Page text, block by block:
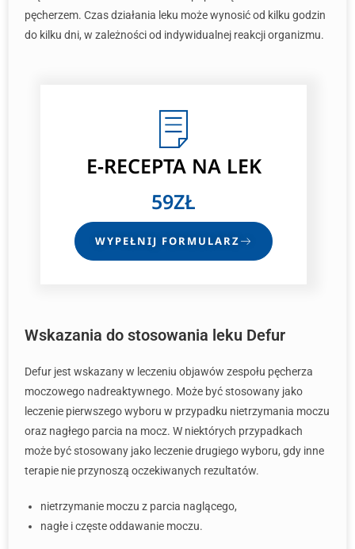
pęcherzem. Czas działania leku może wynosić od kilku godzin
do kilku dni, w zależności od indywidualnej reakcji organizmu.
E-RECEPTANA LEK
59ZŁ
WYPEŁNIJ FORMULARZ
Wskazania do stosowania leku Defur
Defur jest wskazany w leczeniu objawów zespołu pęcherza
moczowego nadreaktywnego. Może być stosowany jako
leczenie pierwszego wyboru w przypadku nietrzymania moczu
oraz nagłego parcia na mocz. W niektórych przypadkach
może być stosowany jako leczenie drugiego wyboru, gdy inne
terapie nie przynoszą oczekiwanych rezultatów.
nietrzymanie moczu z parcia naglącego,
nagłe i częste oddawanie moczu.